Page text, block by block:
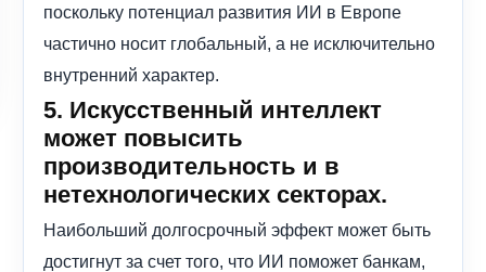
поскольку потенциал развития ИИ в Европе
частично носит глобальный, а не исключительно
внутренний характер.
5. Искусственный интеллект
может повысить
производительность и в
нетехнологических секторах.
Наибольший долгосрочный эффект может быть
достигнут за счет того, что ИИ поможет банкам,